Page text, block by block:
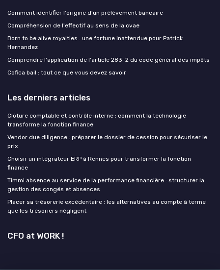
Comment identifier l'origine d'un prélèvement bancaire
Compréhension de l'effectif au sens de la cvae
Born to be alive royalties : une fortune inattendue pour Patrick
Hernandez
Comprendre l'application de l'article 283-2 du code général des impôts
Cofica bail : tout ce que vous devez savoir
Les derniers articles
Clôture comptable et contrôle interne : comment la technologie
transforme la fonction finance
Vendor due diligence : préparer le dossier de cession pour sécuriser le
prix
Choisir un intégrateur ERP à Rennes pour transformer la fonction
finance
Timmi absence au service de la performance financière : structurer la
gestion des congés et absences
Placer sa trésorerie excédentaire : les alternatives au compte à terme
que les trésoriers négligent
CFO at WORK !